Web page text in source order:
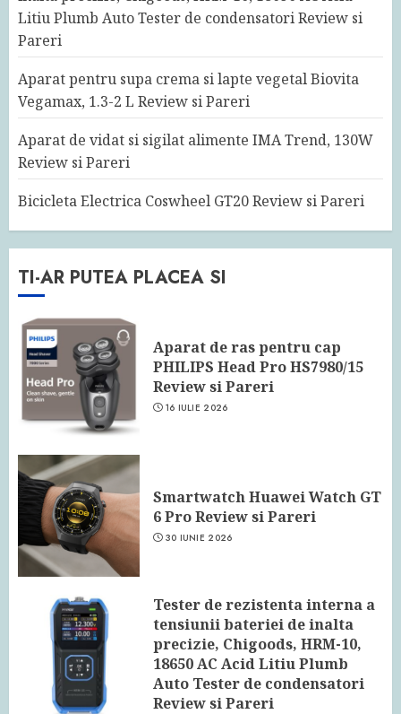
Litiu Plumb Auto Tester de condensatori Review si
Pareri
Aparat pentru supa crema si lapte vegetal Biovita
Vegamax, 1.3-2 L Review si Pareri
Aparat de vidat si sigilat alimente IMA Trend, 130W
Review si Pareri
Bicicleta Electrica Coswheel GT20 Review si Pareri
TI-AR PUTEA PLACEA SI
Aparat de ras pentru cap
PHILIPS Head Pro HS7980/15
Review si Pareri
16 IULIE 2026
Smartwatch Huawei Watch GT
6 Pro Review si Pareri
30 IUNIE 2026
Tester de rezistenta interna a
tensiunii bateriei de inalta
precizie, Chigoods, HRM-10,
18650 AC Acid Litiu Plumb
Auto Tester de condensatori
Review si Pareri